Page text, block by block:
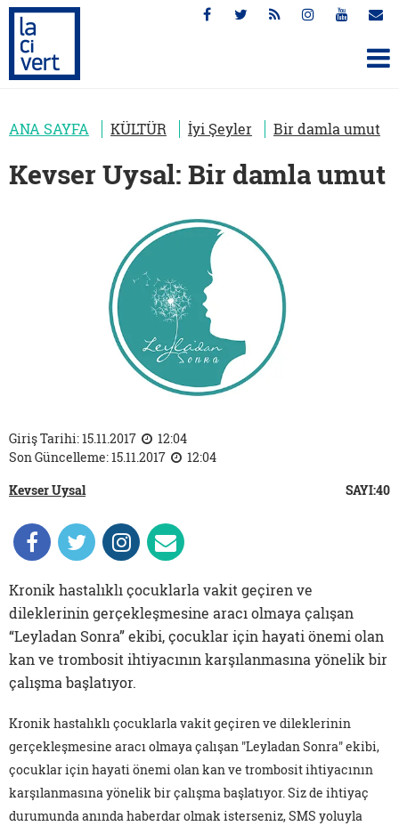
ANA SAYFA KÜLTÜR İyi Şeyler Bir damla umut
Kevser Uysal: Bir damla umut
Giriş Tarihi: 15.11.2017
12:04
Son Güncelleme: 15.11.2017
12:04
Kevser Uysal
SAYI:40
Kronik hastalıklı çocuklarla vakit geçiren ve
dileklerinin gerçekleşmesine aracı olmaya çalışan
“Leyladan Sonra” ekibi, çocuklar için hayati önemi olan
kan ve trombosit ihtiyacının karşılanmasına yönelik bir
çalışma başlatıyor.
Kronik hastalıklı çocuklarla vakit geçiren ve dileklerinin
gerçekleşmesine aracı olmaya çalışan "Leyladan Sonra" ekibi,
çocuklar için hayati önemi olan kan ve trombosit ihtiyacının
karşılanmasına yönelik bir çalışma başlatıyor. Siz de ihtiyaç
durumunda anında haberdar olmak isterseniz, SMS yoluyla